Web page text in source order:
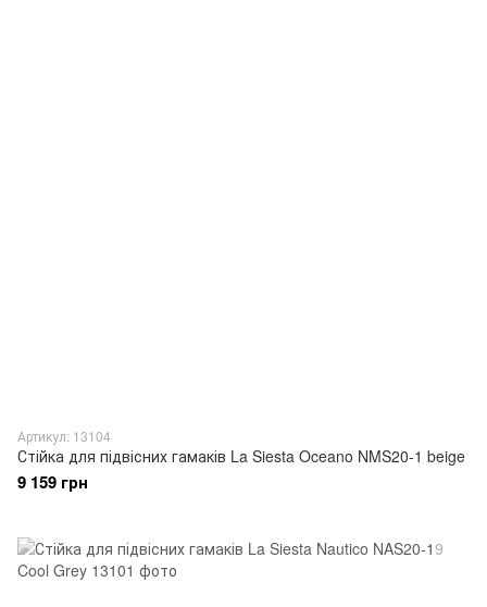
Артикул: 13104
Стійка для підвісних гамаків La Siesta Oceano NMS20-1 beige
9 159 грн